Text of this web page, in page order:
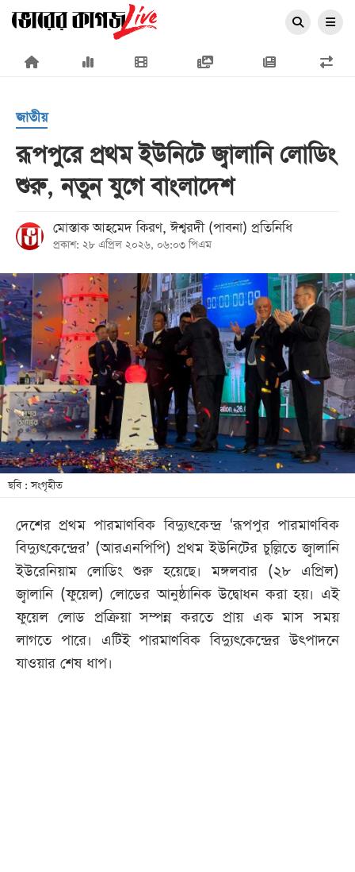
×
প্রচ্ছদ
জাতীয়
রাজনীতি
অর্থনীতি
আন্তর্জাতিক
সারাদেশ
খেলা
বিনোদন
লাইফ
স্টাইল
শিক্ষা
সব
বিভাগ
ছবি
ভিডিও
জাতীয়
রূপপুরে প্রথম ইউনিটে জ্বালানি লোডিং
শুরু, নতুন যুগে বাংলাদেশ
মোস্তাক আহমেদ কিরণ, ঈশ্বরদী (পাবনা) প্রতিনিধি
প্রকাশ: ২৮ এপ্রিল ২০২৬, ০৬:০৩ পিএম
ছবি : সংগৃহীত
দেশের প্রথম পারমাণবিক বিদ্যুৎকেন্দ্র ‘রূপপুর পারমাণবিক
বিদ্যুৎকেন্দ্রের’ (আরএনপিপি) প্রথম ইউনিটের চুল্লিতে জ্বালানি
ইউরেনিয়াম লোডিং শুরু হয়েছে। মঙ্গলবার (২৮ এপ্রিল)
জ্বালানি (ফুয়েল) লোডের আনুষ্ঠানিক উদ্বোধন করা হয়। এই
ফুয়েল লোড প্রক্রিয়া সম্পন্ন করতে প্রায় এক মাস সময়
লাগতে পারে। এটিই পারমাণবিক বিদ্যুৎকেন্দ্রের উৎপাদনে
যাওয়ার শেষ ধাপ।